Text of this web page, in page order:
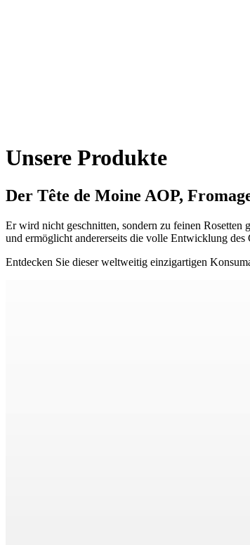
Unsere Produkte
Der Tête de Moine AOP,
Er wird nicht geschnitten, sondern zu feinen Rosetten
und ermöglicht andererseits die volle Entwicklung des
Entdecken Sie dieser weltweitig einzigartigen